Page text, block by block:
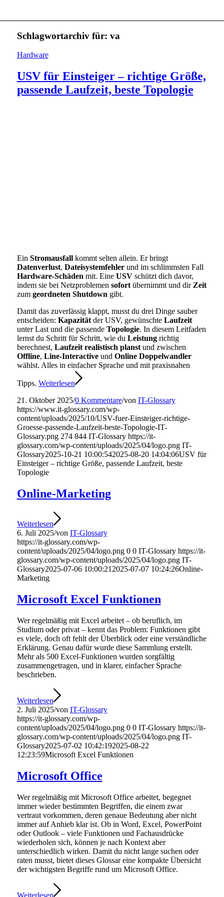
Schlagwortarchiv für: va
Hardware
USV für Einsteiger – richtige Größe,
passende Laufzeit, beste Topologie
Ein Stromausfallkommt selten allein. Er bringt
Datenverlust, Dateisystemfehlerund im schlimmsten Fall
Hardware-Schäden mit. Eine USVschützt dich davor,
indem sie bei Netzproblemen sofortübernimmt und dir Zeit
zum geordneten Shutdown gibt.
Damit das zuverlässig klappt, musst du drei Dinge sauber
entscheiden: Kapazitätder USV, gewünschte Laufzeit
unter Last und die passende Topologie. In diesem Leitfaden
lernst du Schritt für Schritt, wie du Leistungrichtig
berechnest, Laufzeit realistisch planstund zwischen
Offline, Line-Interactiveund Online Doppelwandler
wählst. Alles in einfacher Sprache und mit praxisnahen
Tipps. Weiterlesen
21. Oktober 2025/0 Kommentare/von IT-Glossary
https://www.it-glossary.com/wp-
content/uploads/2025/10/USV-fuer-Einsteiger-richtige-
Groesse-passende-Laufzeit-beste-Topologie-IT-
Glossary.png 274 844 IT-Glossary https://it-
glossary.com/wp-content/uploads/2025/04/logo.png IT-
Glossary2025-10-21 10:00:542025-08-20 14:04:06USV für
Einsteiger – richtige Größe, passende Laufzeit, beste
Topologie
Online-Marketing
Weiterlesen
6. Juli 2025/von IT-Glossary
https://it-glossary.com/wp-
content/uploads/2025/04/logo.png 0 0 IT-Glossary https://it-
glossary.com/wp-content/uploads/2025/04/logo.png IT-
Glossary2025-07-06 10:00:21 2025-07-07 10:24:26Online-
Marketing
Microsoft Excel Funktionen
Wer regelmäßig mit Excel arbeitet – ob beruflich, im
Studium oder privat – kennt das Problem: Funktionen gibt
es viele, doch oft fehlt der Überblick oder eine verständliche
Erklärung. Genau dafür wurde diese Sammlung erstellt.
Mehr als 500 Excel-Funktionen wurden sorgfältig
zusammengetragen, und in klarer, einfacher Sprache
beschrieben.
Weiterlesen
2. Juli 2025/von IT-Glossary
https://it-glossary.com/wp-
content/uploads/2025/04/logo.png 0 0 IT-Glossary https://it-
glossary.com/wp-content/uploads/2025/04/logo.png IT-
Glossary2025-07-02 10:42:192025-08-22
12:23:59Microsoft Excel Funktionen
Microsoft Office
Wer regelmäßig mit Microsoft Office arbeitet, begegnet
immer wieder bestimmten Begriffen, die einem zwar
vertraut vorkommen, deren genaue Bedeutung aber nicht
immer auf Anhieb klar ist. Ob in Word, Excel, PowerPoint
oder Outlook – viele Funktionen und Fachausdrücke
wiederholen sich, können je nach Kontext aber
unterschiedlich wirken. Damit du nicht lange suchen oder
raten musst, bietet dieses Glossar eine kompakte Übersicht
der wichtigsten Begriffe rund um Microsoft Office.
Weiterlesen